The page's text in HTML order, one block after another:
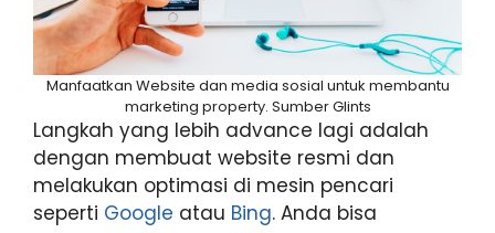
Manfaatkan Website dan media sosial untuk membantu
marketing property. Sumber Glints
Langkah yang lebih advance lagi adalah
dengan membuat website resmi dan
melakukan optimasi di mesin pencari
seperti Google atau Bing. Anda bisa